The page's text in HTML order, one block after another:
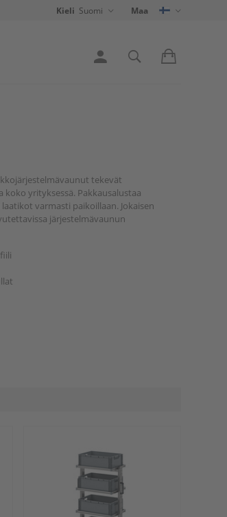
Kieli Suomi Maa
tekevät
yrityksessä. Pakkausalustaa
varmasti paikoillaan. Jokaisen
järjestelmävaunun